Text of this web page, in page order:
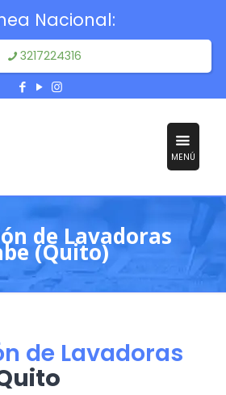
Nacional:
3217224316
MENÚ
de Lavadoras
(Quito)
de Lavadoras